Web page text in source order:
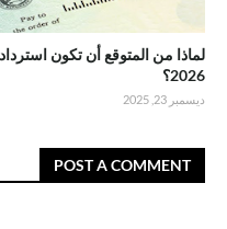
لماذا من المتوقع أن تكون
2026؟
ديسمبر 23, 2025
POST A COMMENT